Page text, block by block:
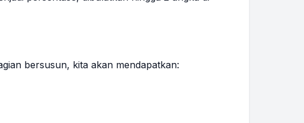
bersusun, kita akan mendapatkan: